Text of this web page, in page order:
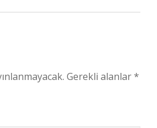
Gerekli alanlar*